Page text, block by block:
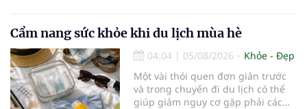
Trường hợp một bệnh nhân 79 tuổi
có khối u tăng gấp đôi kích thước
chỉ sau 4 tháng theo dõi là lời cảnh
báo về sự cần thiết của việc khám
sức khỏe định kỳ, đặc biệt ở người
cao tuổi.
Cẩm nang sức khỏe khi du lịch mùa hè
04:04 | 05/08/2026
Khỏe - Đẹp
Một vài thói quen đơn giản trước
và trong chuyến đi du lịch có thể
giúp giảm nguy cơ gặp phải các